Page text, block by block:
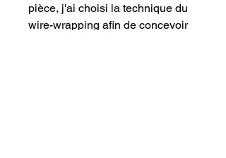
pièce, j'ai choisi la technique du
wire-wrapping afin de concevoir